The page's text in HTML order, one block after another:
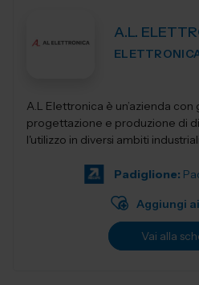
A.L.
A.L Elettronica è un’azienda
progettazione e produzione di
l'utilizzo in diversi ambiti
Padiglione:
Aggiungi
Vai alla